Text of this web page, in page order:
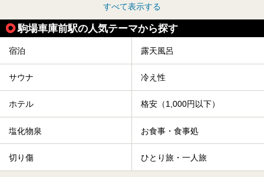
すべて表示する
駒場車庫前駅の人気テーマから探す
宿泊 露天風呂
サウナ 冷え性
ホテル 格安（1,000円以下）
塩化物泉 お食事・食事処
切り傷 ひとり旅・一人旅